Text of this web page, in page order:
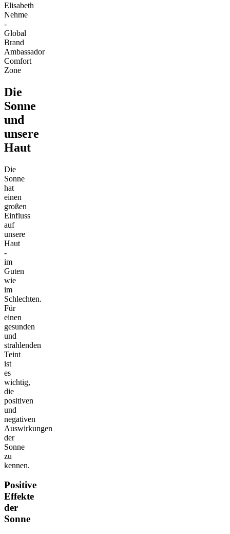
Elisabeth
Nehme
-
Global
Brand
Ambassador
Comfort
Zone
Die
Sonne
und
unsere
Haut
Die
Sonne
hat
einen
großen
Einfluss
auf
unsere
Haut
-
im
Guten
wie
im
Schlechten.
Für
einen
gesunden
und
strahlenden
Teint
ist
es
wichtig,
die
positiven
und
negativen
Auswirkungen
der
Sonne
zu
kennen.
Positive
Effekte
der
Sonne